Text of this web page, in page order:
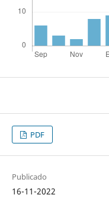
PDF
Publicado
16-11-2022